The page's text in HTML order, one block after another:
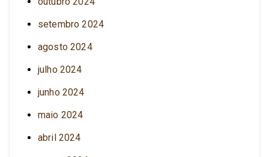
setembro 2024
agosto 2024
julho 2024
junho 2024
maio 2024
abril 2024